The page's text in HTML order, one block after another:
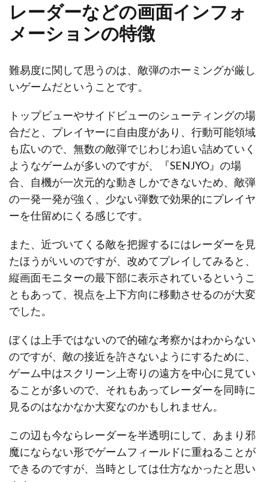
レーダーなどの画面インフォ
メーションの特徴
難易度に関して思うのは、敵弾のホーミングが厳し
いゲームだということです。
トップビューやサイドビューのシューティングの場
合だと、プレイヤーに自由度があり、行動可能領域
も広いので、無数の敵弾でじわじわ追い詰めていく
ようなゲームが多いのですが、『SENJYO』の場
合、自機が一次元的な動きしかできないため、敵弾
の一発一発が強く、少ない弾数で効果的にプレイヤ
ーを仕留めにくる感じです。
また、近づいてくる敵を把握するにはレーダーを見
たほうがいいのですが、改めてプレイしてみると、
縦画面モニターの最下部に表示されているというこ
ともあって、視点を上下方向に移動させるのが大変
でした。
ぼくは上手ではないので的確な考察かはわからない
のですが、敵の接近を許さないようにするために、
ゲーム中はスクリーン上寄りの遠方を中心に見てい
ることが多いので、それもあってレーダーを同時に
見るのはなかなか大変なのかもしれません。
この辺も今ならレーダーを半透明にして、あまり邪
魔にならない形でゲームフィールドに重ねることが
できるのですが、当時としては仕方なかったと思い